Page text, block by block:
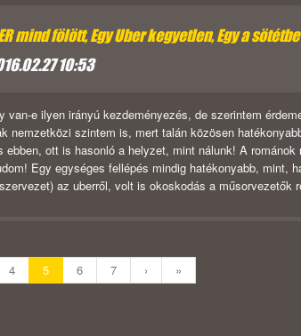
mind fölött, Egy Uber kegyetlen, Egy a
10:53
van-e ilyen irányú kezdeményezés, de szerintem
nemzetközi szintem is, mert talán közösen
ebben, ott is hasonló a helyzet, mint nálunk! A
Egy egységes fellépés mindig hatékonyabb, mint,
az uberről, volt is okoskodás a műsorvezetők
4 5 6 7 › »